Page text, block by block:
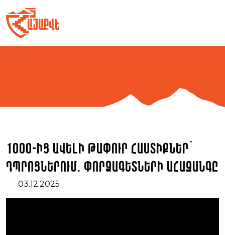
to
content
1000-ԻՑ ԱՎԵԼԻ ԹԱՓՈՒՐ ՀԱՍՏԻՔՆԵՐ՝
ԴՊՐՈՑՆԵՐՈՒՄ. ՓՈՐՁԱԳԵՏՆԵՐԻ ԱՀԱԶԱՆԳԸ
03.12.2025